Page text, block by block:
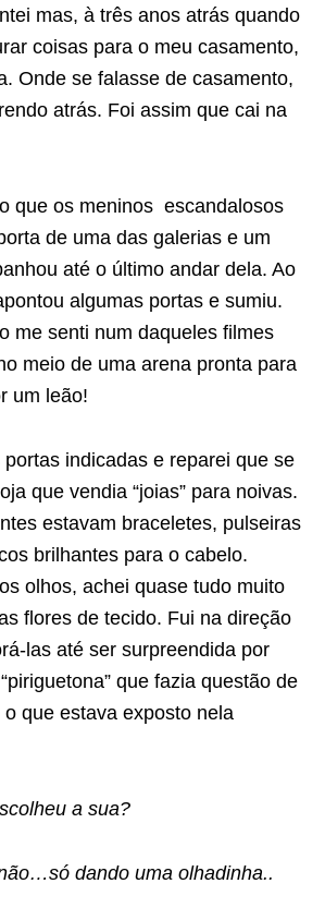
mas, à três anos atrás quando
coisas para o meu casamento,
Onde se falasse de casamento,
atrás. Foi assim que cai na
que os meninos escandalosos
de uma das galerias e um
até o último andar dela. Ao
algumas portas e sumiu.
me senti num daqueles filmes
meio de uma arena pronta para
um leão!
indicadas e reparei que se
que vendia “joias” para noivas.
estavam braceletes, pulseiras
brilhantes para o cabelo.
olhos, achei quase tudo muito
flores de tecido. Fui na direção
las até ser surpreendida por
que fazia questão de
que estava exposto nela
a sua?
dando uma olhadinha..